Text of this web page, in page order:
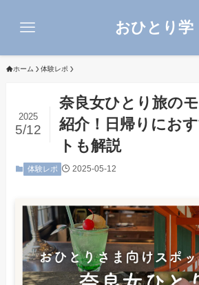
おひとり学
ホーム 体験レポ
奈良女ひとり旅の
紹介！日帰りにお
トも解説
2025
5/12
体験レポ 2025-05-12